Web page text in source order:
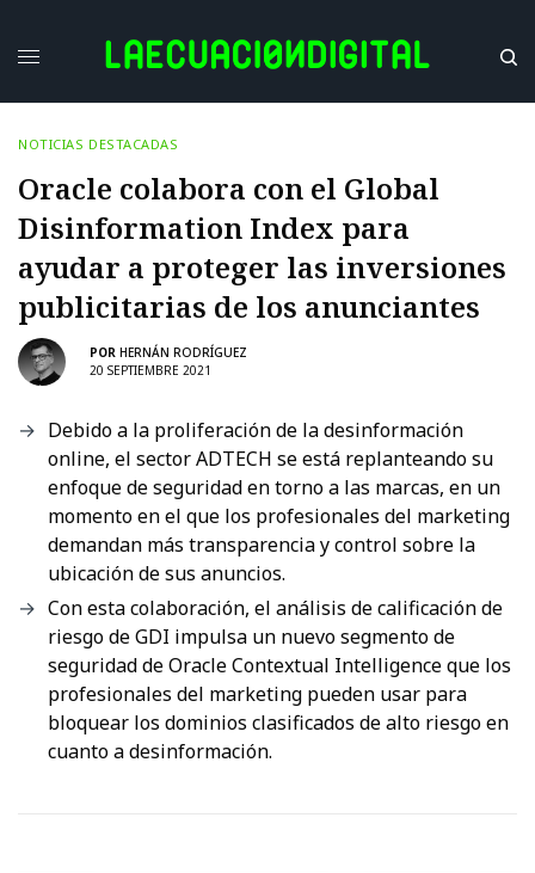
NOTICIAS DESTACADAS
Oracle colabora con el Global
Disinformation Index para
ayudar a proteger las inversiones
publicitarias de los anunciantes
POR HERNÁN RODRÍGUEZ
20 SEPTIEMBRE 2021
Debido a la proliferación de la desinformación
online, el sector ADTECH se está replanteando su
enfoque de seguridad en torno a las marcas, en un
momento en el que los profesionales del marketing
demandan más transparencia y control sobre la
ubicación de sus anuncios.
Con esta colaboración, el análisis de calificación de
riesgo de GDI impulsa un nuevo segmento de
seguridad de Oracle Contextual Intelligence que los
profesionales del marketing pueden usar para
bloquear los dominios clasificados de alto riesgo en
cuanto a desinformación.